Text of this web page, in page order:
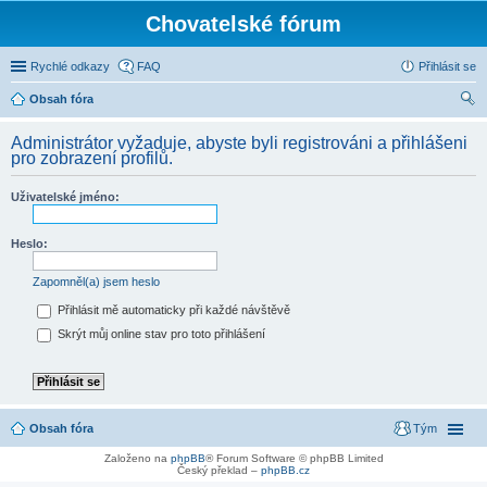
Chovatelské fórum
Rychlé odkazy FAQ Přihlásit se
Obsah fóra
Administrátor vyžaduje, abyste byli registrováni a přihlášeni
pro zobrazení profilů.
Uživatelské jméno:
Heslo:
Zapomněl(a) jsem heslo
Přihlásit mě automaticky při každé návštěvě
Skrýt můj online stav pro toto přihlášení
Obsah fóra Tým
Založeno na phpBB® Forum Software © phpBB Limited
Český překlad – phpBB.cz